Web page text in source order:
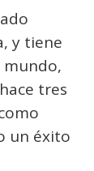
y tiene
mundo,
tres
un éxito